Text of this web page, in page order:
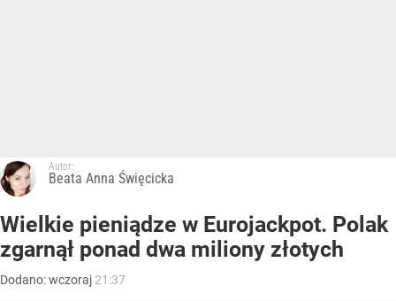
Autor:
Beata Anna Święcicka
Wielkie pieniądze w Eurojackpot. Polak
zgarnął ponad dwa miliony złotych
Dodano:wczoraj 21:37